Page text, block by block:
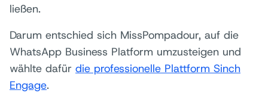
ließen.
Darum entschied sich MissPompadour, auf die
WhatsApp Business Platform umzusteigen und
wählte dafür die professionelle Plattform Sinch
Engage.